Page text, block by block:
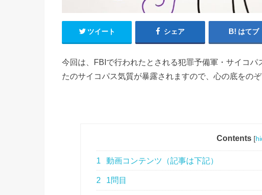
ツイート シェア はてブ
今回は、FBIで行われたとされる犯罪予備軍・サイコ
たのサイコパス気質が暴露されますので、心の底をのぞ
Contents [
1 動画コンテンツ（記事は下記）
2 1問目